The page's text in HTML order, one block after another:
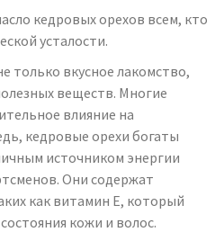
кедровых орехов всем, кто
усталости.
только вкусное лакомство,
веществ. Многие
влияние на
кедровые орехи богаты
источником энергии
Они содержат
как витамин E, который
кожи и волос.